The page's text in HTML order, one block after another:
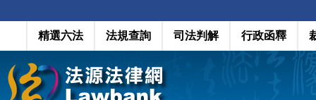
精選六法 法規查詢 司法判解 行政函釋